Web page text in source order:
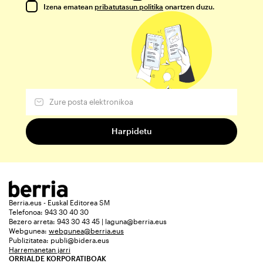
Izena ematean pribatutasun politika onartzen duzu.
Berria.eus - Euskal Editorea SM
Telefonoa: 943 30 40 30
Bezero arreta: 943 30 43 45 | laguna@berria.eus
Webgunea: webgunea@berria.eus
Publizitatea: publi@bidera.eus
Harremanetan jarri
ORRIALDE KORPORATIBOAK